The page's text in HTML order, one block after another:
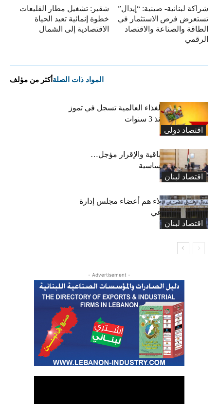
شقير: تشغيل مطار القليعات
خطوة إنمائية تعيد الحياة
الاقتصادية إلى الشمال
شراكة لبنانية- صينية: “إيدال”
تستعرض فرص الاستثمار في
الطاقة والصناعة والاقتصاد
الرقمي
المواد ذات الصلة أكثر من مؤلف
اقتصاد دولی
“الفاو”: أسعار الغذاء العالمية تسجل في تموز
أعلى مستوى منذ 3 سنوات
اقتصاد لبنان
رسوم النفايات باقية والإقرار مؤجل…
واستثناء لمواد أساسية
اقتصاد لبنان
بعد 19 عاماً: هؤلاء هم أعضاء مجلس إدارة
الضمان الاجتماعي
- Advertisement -